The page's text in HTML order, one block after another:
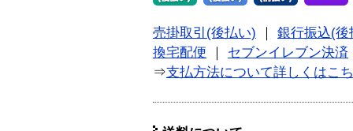
売掛取引(後払い)
銀行振込(後
換宅配便
セブンイレブン決済
⇒支払方法について詳しくはこ